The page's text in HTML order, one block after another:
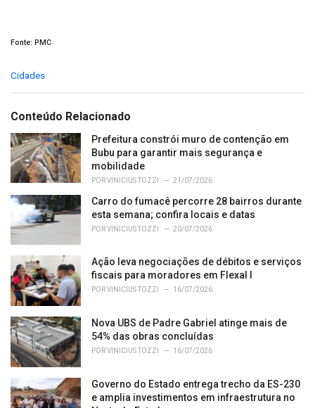
Fonte: PMC
C
e
o
r
i
e
:
Cidades
Conteúdo Relacionado
Prefeitura constrói muro de contenção em
Bubu para garantir mais segurança e
mobilidade
PORVINICIUS TOZZI 21/07/2026
Carro do fumacê percorre 28 bairros durante
esta semana; confira locais e datas
PORVINICIUS TOZZI 20/07/2026
Ação leva negociações de débitos e serviços
fiscais para moradores em Flexal I
PORVINICIUS TOZZI 16/07/2026
Nova UBS de Padre Gabriel atinge mais de
54% das obras concluídas
PORVINICIUS TOZZI 16/07/2026
Governo do Estado entrega trecho da ES-230
e amplia investimentos em infraestrutura no